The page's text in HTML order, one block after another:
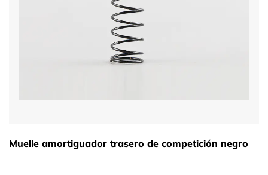
Muelle amortiguador trasero de competición negro